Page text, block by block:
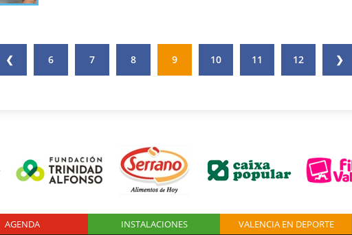
❮ 6 7 8 9 10 11 12 ❯
Logo Fundación
AGENDA INSTALACIONES VALENCIA EN DEPORTE